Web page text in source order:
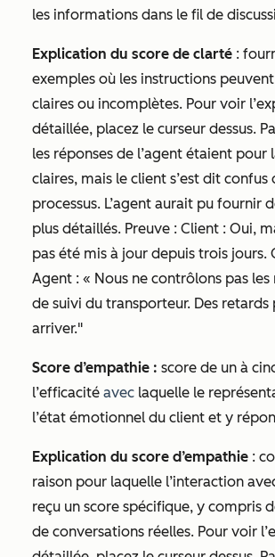
les informations dans le fil de
Explication du score de clarté :
exemples où les instructions
claires ou incomplètes. Pour voir
détaillée, placez le curseur dessus.
les réponses de l’agent étaient pour
claires, mais le client s’est dit confus
processus. L’agent aurait pu fournir
plus détaillés. Preuve : Client : Oui,
pas été mis à jour depuis trois jours.
Agent : « Nous ne contrôlons pas les
de suivi du transporteur. Des retards
arriver."
Score d’empathie : score de un à
l’efficacité avec laquelle le
l’état émotionnel du client et y
Explication du score d’empathie :
raison pour laquelle l’interaction
reçu un score spécifique, y compris
de conversations réelles. Pour voir